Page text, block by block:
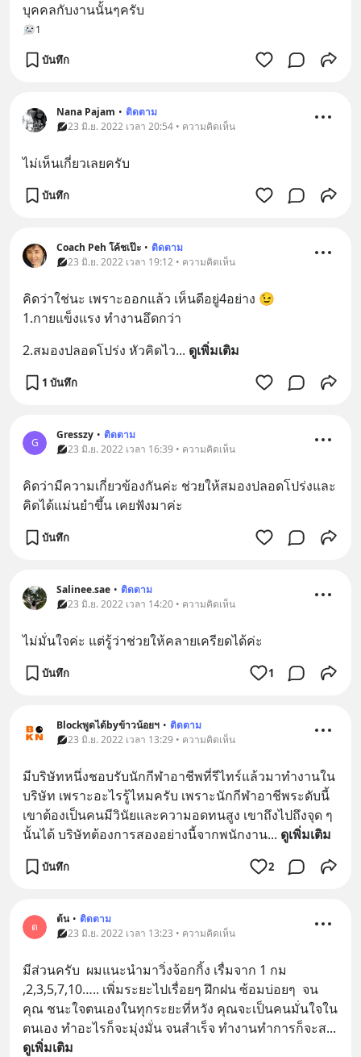
บุคคลกับงานนั้นๆครับ
1
บันทึก
Nana Pajam • ติดตาม
23 มิ.ย. 2022 เวลา 20:54 • ความคิดเห็น
ไม่เห็นเกี่ยวเลยครับ
บันทึก
Coach Peh โค้ชเป๊ะ • ติดตาม
23 มิ.ย. 2022 เวลา 19:12 • ความคิดเห็น
คิดว่าใช่นะ เพราะออกแล้ว เห็นดีอยู่4อย่าง 😉
1.กายแข็งแรง ทำงานอึดกว่า
2.สมองปลอดโปร่ง หัวคิดไว... ดูเพิ่มเติม
1 บันทึก
G
Gresszy • ติดตาม
23 มิ.ย. 2022 เวลา 16:39 • ความคิดเห็น
คิดว่ามีความเกี่ยวข้องกันค่ะ ช่วยให้สมองปลอดโปร่งและ
คิดได้แม่นยำขึ้น เคยฟังมาค่ะ
บันทึก
Salinee.sae • ติดตาม
23 มิ.ย. 2022 เวลา 14:20 • ความคิดเห็น
ไม่มั่นใจค่ะ แต่รู้ว่าช่วยให้คลายเครียดได้ค่ะ
บันทึก 1
Blockพูดได้byข้าวน้อยฯ • ติดตาม
23 มิ.ย. 2022 เวลา 13:29 • ความคิดเห็น
มีบริษัทหนึ่งชอบรับนักกีฬาอาชีพที่รีไทร์แล้วมาทำงานใน
บริษัท เพราะอะไรรู้ไหมครับ เพราะนักกีฬาอาชีพระดับนี้
เขาต้องเป็นคนมีวินัยและความอดทนสูง เขาถึงไปถึงจุด ๆ
นั้นได้ บริษัทต้องการสองอย่างนี้จากพนักงาน... ดูเพิ่มเติม
บันทึก 2
ต
ต้น • ติดตาม
23 มิ.ย. 2022 เวลา 13:23 • ความคิดเห็น
มีส่วนครับ  ผมแนะนำมาวิ่งจ้อกกิ้ง เรื่มจาก 1 กม
,2,3,5,7,10….. เพิ่มระยะไปเรื่อยๆ ฝึกฝน ซ้อมบ่อยๆ  จน
คุณ ชนะใจตนเองในทุกระยะที่หวัง คุณจะเป็นคนมั่นใจใน
ตนเอง ทำอะไรก็จะมุ่งมั่น จนสำเร็จ ทำงานทำการก็จะส
ดูเพิ่มเติม